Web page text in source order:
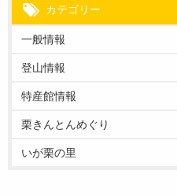
カテゴリー
一般情報
登山情報
特産館情報
栗きんとんめぐり
いが栗の里